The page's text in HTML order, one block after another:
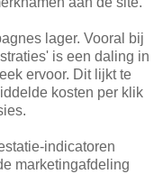
lager. Vooral bij
is een daling in
ervoor. Dit lijkt te
kosten per klik
indicatoren
marketingafdeling